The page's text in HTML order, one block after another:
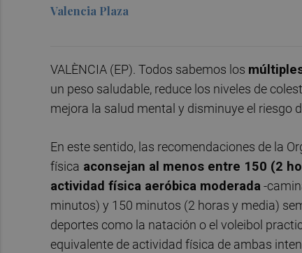
Valencia Plaza
VALÈNCIA (EP). Todos sabemos los
un peso saludable, reduce los niveles de
mejora la salud mental y disminuye el riesgo
En este sentido, las recomendaciones de la
física aconsejan al menos entre 150 (2
actividad física aeróbica moderada -
minutos) y 150 minutos (2 horas y media)
deportes como la natación o el voleibol
equivalente de actividad física de ambas